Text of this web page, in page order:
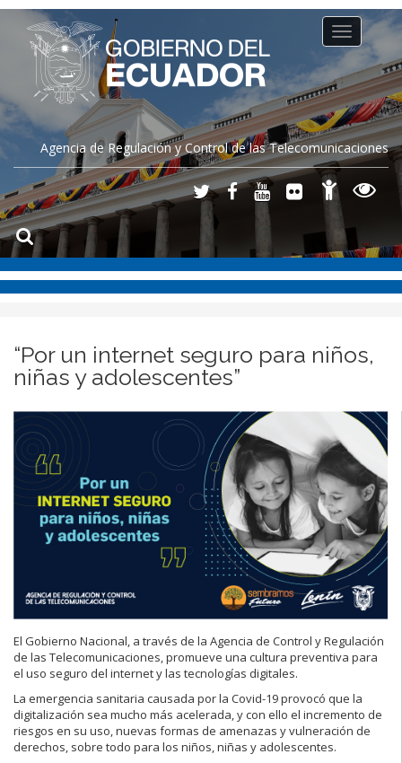
Agencia de Regulación y Control de las Telecomunicaciones
Toggle
navigation
“Por un internet seguro para niños,
niñas y adolescentes”
El Gobierno Nacional, a través de la Agencia de Control y Regulación
de las Telecomunicaciones, promueve una cultura preventiva para
el uso seguro del internet y las tecnologías digitales.
La emergencia sanitaria causada por la Covid-19 provocó que la
digitalización sea mucho más acelerada, y con ello el incremento de
riesgos en su uso, nuevas formas de amenazas y vulneración de
derechos, sobre todo para los niños, niñas y adolescentes.